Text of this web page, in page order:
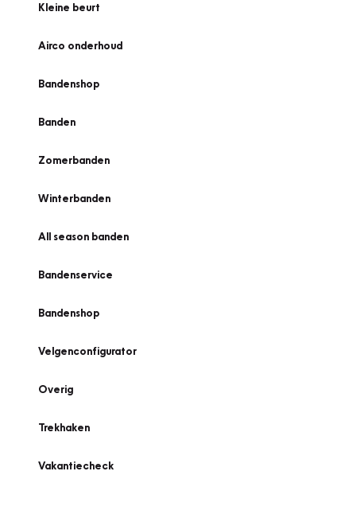
Kleine beurt
Airco onderhoud
Bandenshop
Banden
Zomerbanden
Winterbanden
All season banden
Bandenservice
Bandenshop
Velgenconfigurator
Overig
Trekhaken
Vakantiecheck